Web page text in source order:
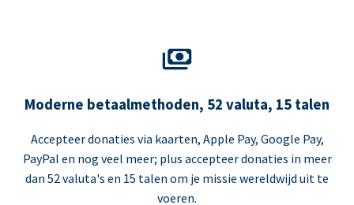
Moderne betaalmethoden, 52 valuta, 15 talen
Accepteer donaties via kaarten, Apple Pay, Google Pay,
PayPal en nog veel meer; plus accepteer donaties in meer
dan 52 valuta's en 15 talen om je missie wereldwijd uit te
voeren.